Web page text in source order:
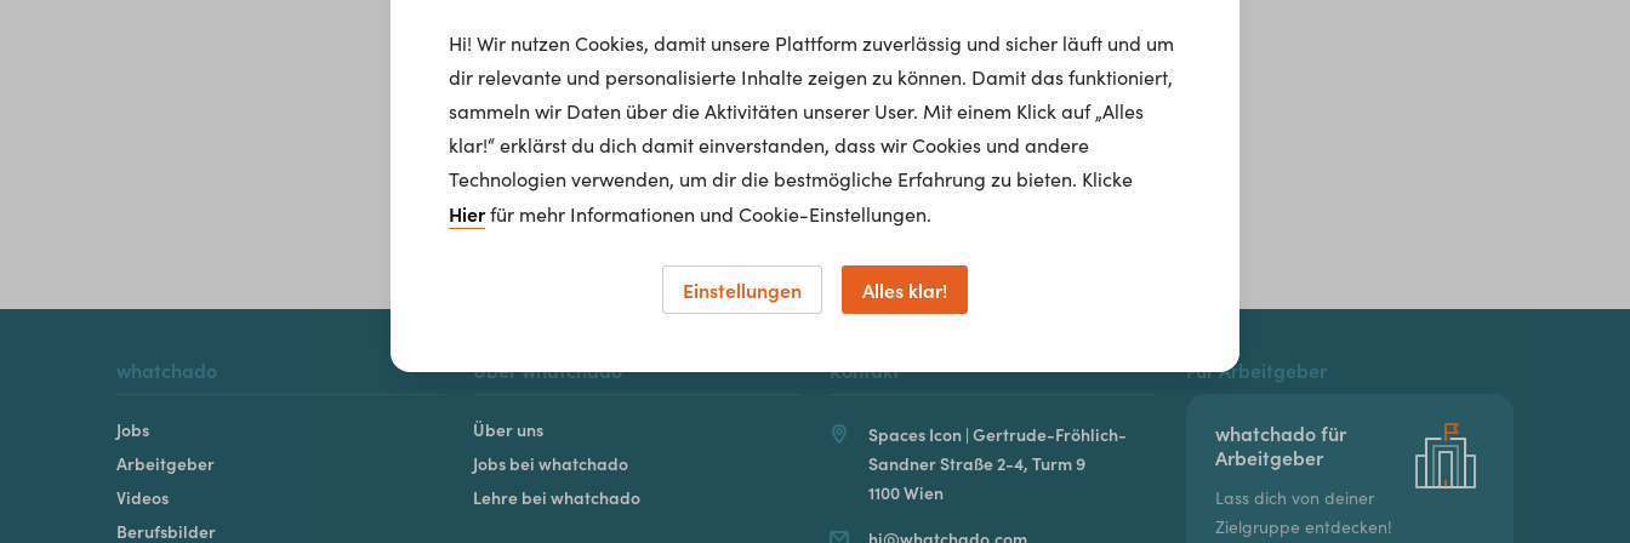
Homepage
whatchado
Jobs
Arbeitgeber
Videos
Berufsbilder
Über whatchado
Über uns
Jobs bei whatchado
Lehre bei whatchado
Kontakt
Spaces Icon | Gertrude-Fröhlich-
Sandner Straße 2-4, Turm 9
1100 Wien
hi@whatchado.com
Für Arbeitgeber
whatchado für
Arbeitgeber
Lass dich von deiner
Zielgruppe entdecken!
Hi! Wir nutzen Cookies, damit unsere Plattform zuverlässig und sicher läuft und um
dir relevante und personalisierte Inhalte zeigen zu können. Damit das funktioniert,
sammeln wir Daten über die Aktivitäten unserer User. Mit einem Klick auf „Alles
klar!“ erklärst du dich damit einverstanden, dass wir Cookies und andere
Technologien verwenden, um dir die bestmögliche Erfahrung zu bieten. Klicke
Hierfür mehr Informationen und Cookie-Einstellungen.
Einstellungen Alles klar!